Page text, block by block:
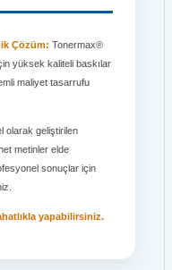
Çözüm: Tonermax®
yüksek kaliteli baskılar
maliyet tasarrufu
olarak geliştirilen
metinler elde
sonuçlar için
yapabilirsiniz.